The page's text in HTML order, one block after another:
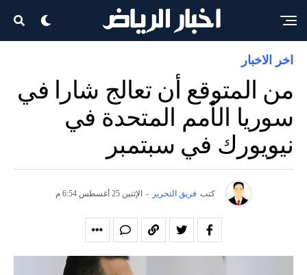
اخر الاخبار
من المتوقع أن تعالج شارا في
سوريا الأمم المتحدة في
نيويورك في سبتمبر
كتب فريق التحرير - الإثنين 25 أغسطس 6:54 م